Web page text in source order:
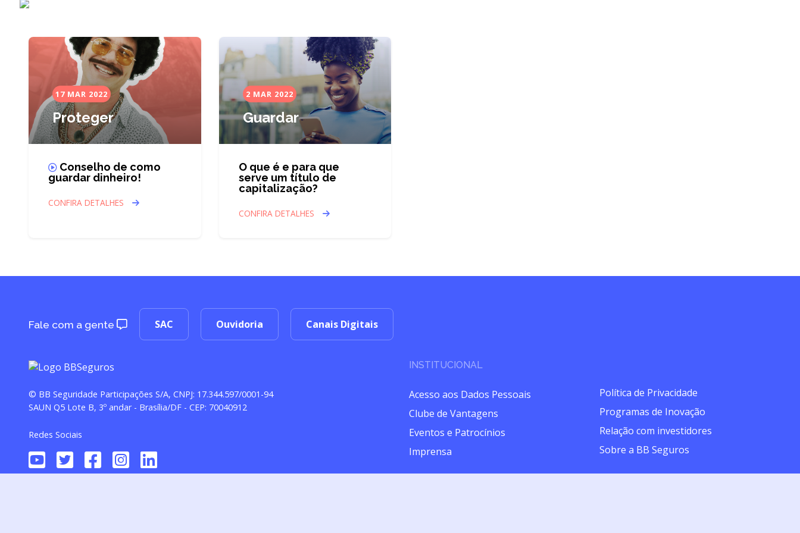
17 MAR 2022
Proteger
Conselho de como
guardar dinheiro!
CONFIRA DETALHES
2 MAR 2022
Guardar
O que é e para que
serve um título de
capitalização?
CONFIRA DETALHES
Fale com a gente SAC Ouvidoria Canais Digitais
© BB Seguridade Participações S/A, CNPJ: 17.344.597/0001-94
SAUN Q5 Lote B, 3º andar - Brasília/DF - CEP: 70040912
Redes Sociais
INSTITUCIONAL
Acesso aos Dados Pessoais
Clube de Vantagens
Eventos e Patrocínios
Imprensa
Política de Privacidade
Programas de Inovação
Relação com investidores
Sobre a BB Seguros